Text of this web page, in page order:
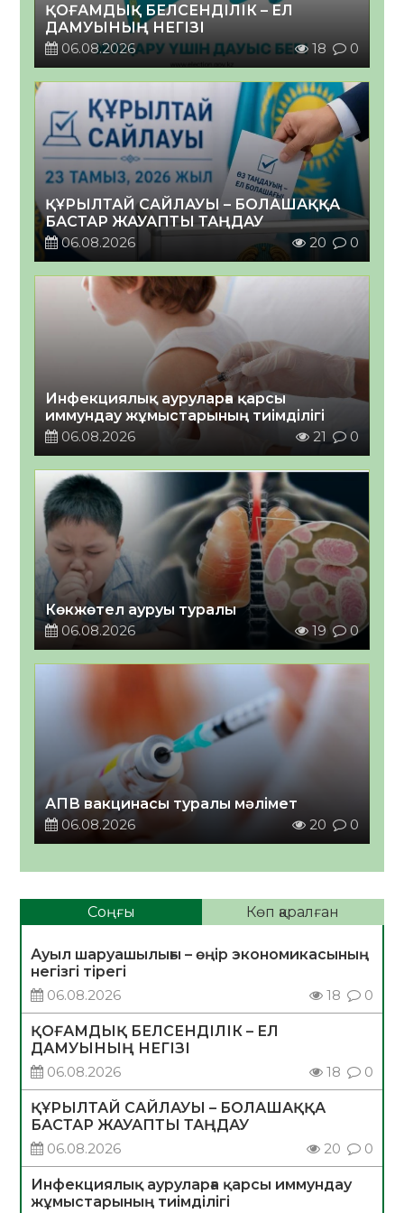
ҚОҒАМДЫҚ БЕЛСЕНДІЛІК – ЕЛ
ДАМУЫНЫҢ НЕГІЗІ
06.08.2026
18 0
ҚҰРЫЛТАЙ САЙЛАУЫ – БОЛАШАҚҚА
БАСТАР ЖАУАПТЫ ТАҢДАУ
06.08.2026
20 0
Инфекциялық ауруларға қарсы
иммундау жұмыстарының тиімділігі
06.08.2026
21 0
Көкжөтел ауруы туралы
06.08.2026
19 0
АПВ вакцинасы туралы мәлімет
06.08.2026
20 0
Соңғы Көп қаралған
Ауыл шаруашылығы – өңір экономикасының
негізгі тірегі
06.08.2026
18 0
ҚОҒАМДЫҚ БЕЛСЕНДІЛІК – ЕЛ
ДАМУЫНЫҢ НЕГІЗІ
06.08.2026
18 0
ҚҰРЫЛТАЙ САЙЛАУЫ – БОЛАШАҚҚА
БАСТАР ЖАУАПТЫ ТАҢДАУ
06.08.2026
20 0
Инфекциялық ауруларға қарсы иммундау
жұмыстарының тиімділігі